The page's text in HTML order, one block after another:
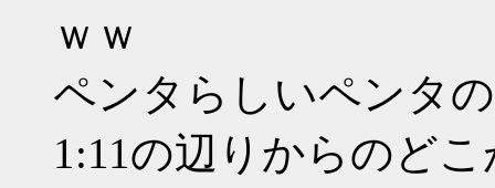
ｗｗ
ペンタらしいペンタ
1:11の辺りからのど